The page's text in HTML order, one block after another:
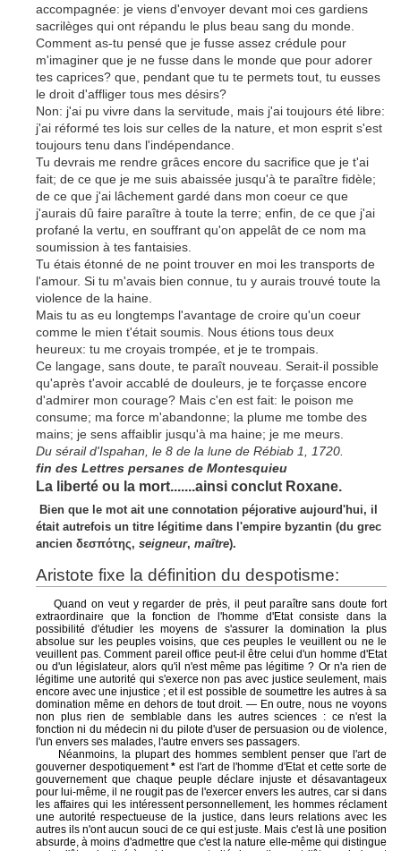
accompagnée: je viens d'envoyer devant moi ces gardiens
sacrilèges qui ont répandu le plus beau sang du monde.
Comment as-tu pensé que je fusse assez crédule pour
m'imaginer que je ne fusse dans le monde que pour adorer
tes caprices? que, pendant que tu te permets tout, tu eusses
le droit d'affliger tous mes désirs?
Non: j'ai pu vivre dans la servitude, mais j'ai toujours été libre:
j'ai réformé tes lois sur celles de la nature, et mon esprit s'est
toujours tenu dans l'indépendance.
Tu devrais me rendre grâces encore du sacrifice que je t'ai
fait; de ce que je me suis abaissée jusqu'à te paraître fidèle;
de ce que j'ai lâchement gardé dans mon coeur ce que
j'aurais dû faire paraître à toute la terre; enfin, de ce que j'ai
profané la vertu, en souffrant qu'on appelât de ce nom ma
soumission à tes fantaisies.
Tu étais étonné de ne point trouver en moi les transports de
l'amour. Si tu m'avais bien connue, tu y aurais trouvé toute la
violence de la haine.
Mais tu as eu longtemps l'avantage de croire qu'un coeur
comme le mien t'était soumis. Nous étions tous deux
heureux: tu me croyais trompée, et je te trompais.
Ce langage, sans doute, te paraît nouveau. Serait-il possible
qu'après t'avoir accablé de douleurs, je te forçasse encore
d'admirer mon courage? Mais c'en est fait: le poison me
consume; ma force m'abandonne; la plume me tombe des
mains; je sens affaiblir jusqu'à ma haine; je me meurs.
Du sérail d'Ispahan, le 8 de la lune de Rébiab 1, 1720.
fin des Lettres persanes de Montesquieu
La liberté ou la mort.......ainsi conclut Roxane.
Bien que le mot ait une connotation péjorative aujourd'hui, il
était autrefois un titre légitime dans l'empire byzantin (du grec
ancien δεσπότης, seigneur, maître).
Aristote fixe la définition du despotisme:
Quand on veut y regarder de près, il peut paraître sans doute fort
extraordinaire que la fonction de l'homme d'Etat consiste dans la
possibilité d'étudier les moyens de s'assurer la domination la plus
absolue sur les peuples voisins, que ces peuples le veuillent ou ne le
veuillent pas. Comment pareil office peut-il être celui d'un homme d'Etat
ou d'un législateur, alors qu'il n'est même pas légitime ? Or n'a rien de
légitime une autorité qui s'exerce non pas avec justice seulement, mais
encore avec une injustice ; et il est possible de soumettre les autres à sa
domination même en dehors de tout droit. — En outre, nous ne voyons
non plus rien de semblable dans les autres sciences : ce n'est la
fonction ni du médecin ni du pilote d'user de persuasion ou de violence,
l'un envers ses malades, l'autre envers ses passagers.
Néanmoins, la plupart des hommes semblent penser que l'art de
gouverner despotiquement* est l'art de l'homme d'Etat et cette sorte de
gouvernement que chaque peuple déclare injuste et désavantageux
pour lui-même, il ne rougit pas de l'exercer envers les autres, car si dans
les affaires qui les intéressent personnellement, les hommes réclament
une autorité respectueuse de la justice, dans leurs relations avec les
autres ils n'ont aucun souci de ce qui est juste. Mais c'est là une position
absurde, à moins d'admettre que c'est la nature elle-même qui distingue